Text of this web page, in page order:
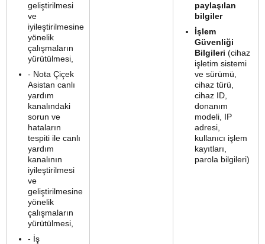
geliştirilmesi
ve
iyileştirilmesine
yönelik
çalışmaların
yürütülmesi,
- Nota Çiçek
Asistan canlı
yardım
kanalındaki
sorun ve
hataların
tespiti ile canlı
yardım
kanalının
iyileştirilmesi
ve
geliştirilmesine
yönelik
çalışmaların
yürütülmesi,
- İş
paylaşılan
bilgiler
İşlem
Güvenliği
Bilgileri (cihaz
işletim sistemi
ve sürümü,
cihaz türü,
cihaz ID,
donanım
modeli, IP
adresi,
kullanıcı işlem
kayıtları,
parola bilgileri)